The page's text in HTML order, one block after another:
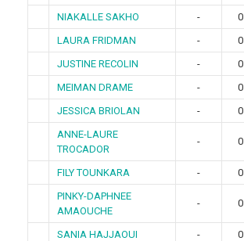
NIAKALLE SAKHO - 0
LAURA FRIDMAN
- 0
JUSTINE RECOLIN
- 0
MEIMAN DRAME
- 0
JESSICA BRIOLAN
- 0
ANNE-LAURE
TROCADOR
- 0
FILY TOUNKARA - 0
PINKY-DAPHNEE
AMAOUCHE
- 0
SANIA HAJJAOUI - 0